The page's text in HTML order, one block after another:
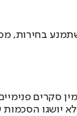
סקרים
יושגו